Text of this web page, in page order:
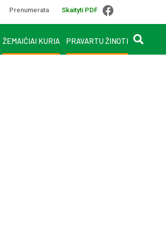
Prenumerata Skaityti PDF
ŽEMAIČIAI KURIA PRAVARTU ŽINOTI